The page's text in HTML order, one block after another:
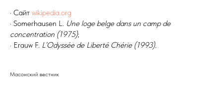
· Сайт wikipedia.org
· Somerhausen L.
Une loge belge dans un camp de
concentration (1975);
· Erauw F. L’Odyssée de Liberté Chérie (1993).
Масонский вестник